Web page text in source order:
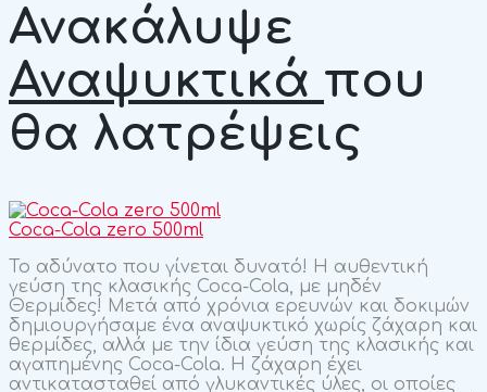
Ανακάλυψε
Αναψυκτικά που
θα λατρέψεις
Coca-Cola zero 500ml
Το αδύνατο που γίνεται δυνατό! H αυθεντική
γεύση της κλασικής Coca-Cola, με μηδέν
Θερμίδες! Μετά από χρόνια ερευνών και δοκιμών
δημιουργήσαμε ένα αναψυκτικό χωρίς ζάχαρη και
θερμίδες, αλλά με την ίδια γεύση της κλασικής και
αγαπημένης Coca-Cola. Η ζάχαρη έχει
αντικατασταθεί από γλυκαντικές ύλες, οι οποίες